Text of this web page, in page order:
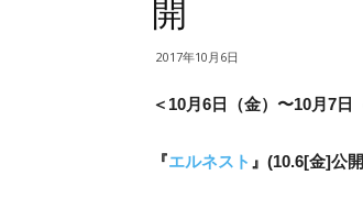
開
2017年10月6日
＜10月6日（金）〜10月7日
『エルネスト 』(10.6[金]公